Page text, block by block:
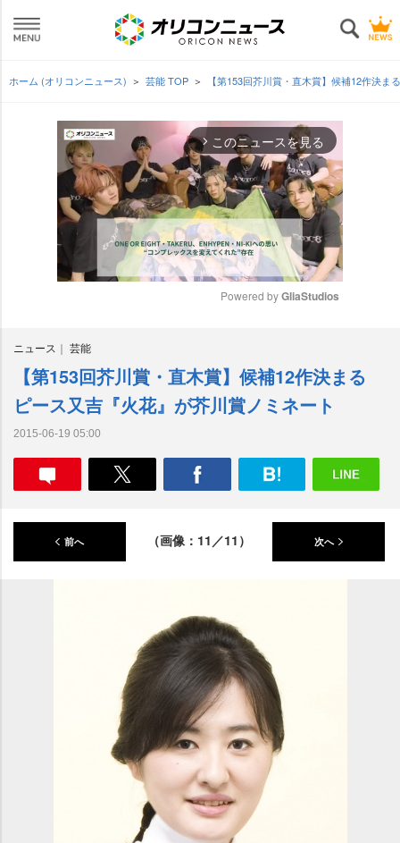
ホーム (オリコンニュース) 芸能 TOP 【第153回芥川賞・直木賞】候補12作決
arrow_forward_ios このニュースを見る
e
Powered by GliaStudios
ニュース 芸能
【第153回芥川賞・直木賞】候補12作決まる
ピース又吉『火花』が芥川賞ノミネート
2015-06-19 05:00
前へ （画像：11／11） 次へ